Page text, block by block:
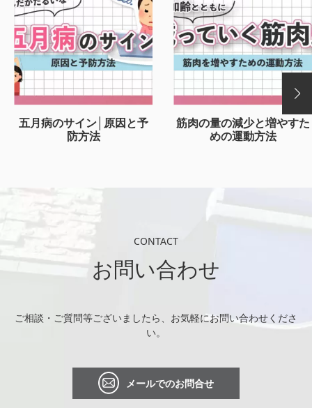
五月病のサイン│原因と予
防方法
筋肉の量の減少と増やすた
めの運動方法
CONTACT
お問い合わせ
ご相談・ご質問等ございましたら、お気軽にお問い合わせくださ
い。
メールでのお問合せ